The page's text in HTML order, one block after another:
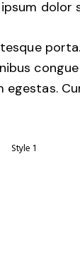
Style 1